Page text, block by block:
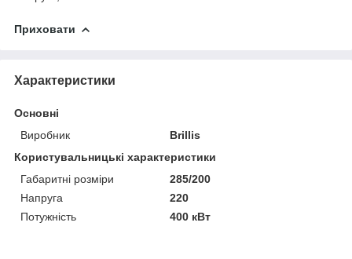
Приховати
Характеристики
Основні
Виробник
Brillis
Користувальницькі характеристики
Габаритні розміри
285/200
Напруга
220
Потужність
400 кВт